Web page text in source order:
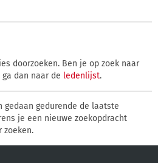
doorzoeken. Ben je op zoek naar
dan naar de ledenlijst.
gedaan gedurende de laatste
je een nieuwe zoekopdracht
zoeken.